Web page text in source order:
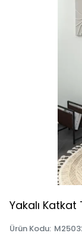
Yakalı Katkat
Ürün Kodu: